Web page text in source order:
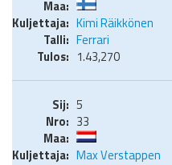
Kimi Räikkönen
Ferrari
1.43,270
5
33
Max Verstappen